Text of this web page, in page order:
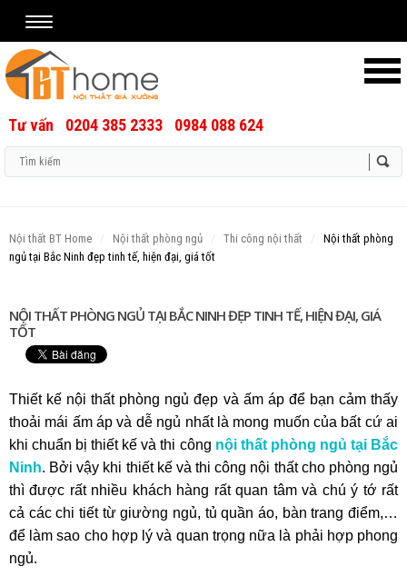
Tư vấn 0204 385 2333 0984 088 624
Nội thất BT Home Nội thất phòng ngủ Thi công nội thất
Nội thất phòng
ngủ tại Bắc Ninh đẹp tinh tế, hiện đại, giá tốt
NỘI THẤT PHÒNG NGỦ TẠI BẮC NINH ĐẸP TINH TẾ, HIỆN ĐẠI, GIÁ
TỐT
Thiết kế nội thất phòng ngủ đẹp và ấm áp để bạn cảm thấy
thoải mái ấm áp và dễ ngủ nhất là mong muốn của bất cứ ai
khi chuẩn bị thiết kế và thi công nội thất phòng ngủ tại Bắc
Ninh. Bởi vậy khi thiết kế và thi công nội thất cho phòng ngủ
thì được rất nhiều khách hàng rất quan tâm và chú ý tớ rất
cả các chi tiết từ giường ngủ, tủ quần áo, bàn trang điểm,…
để làm sao cho hợp lý và quan trọng nữa là phải hợp phong
ngủ.
Remember Me